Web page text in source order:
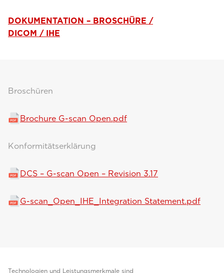
DOKUMENTATION – BROSCHÜRE /
DICOM / IHE
Broschüren
Brochure G-scan Open.pdf
Konformitätserklärung
DCS – G-scan Open – Revision 3.17
G-scan_Open_IHE_Integration Statement.pdf
Technologien und Leistungsmerkmale sind